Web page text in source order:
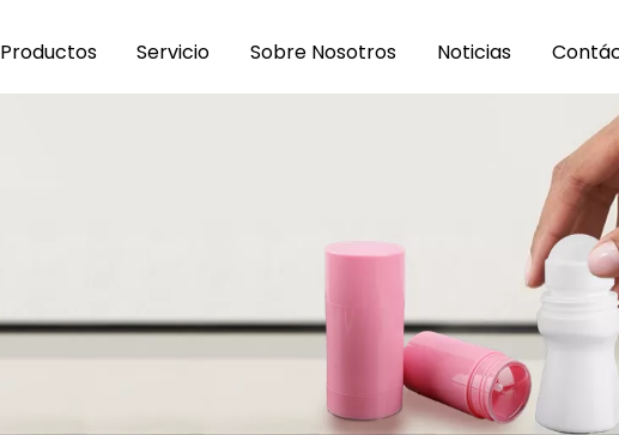
Productos Servicio Sobre Nosotros Noticias